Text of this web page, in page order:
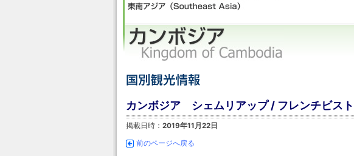
カンボジア シェムリアップ / フレンチビス
掲載日時： 2019年11月22日
前のページへ戻る